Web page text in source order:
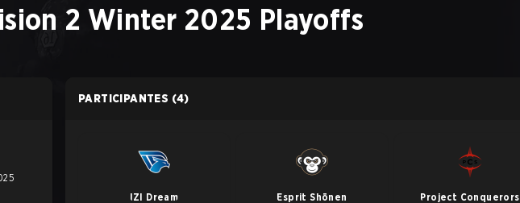
2 Winter 2025 Playoffs
PARTICIPANTES (4)
IZI Dream Esprit Shōnen Project Conquerors